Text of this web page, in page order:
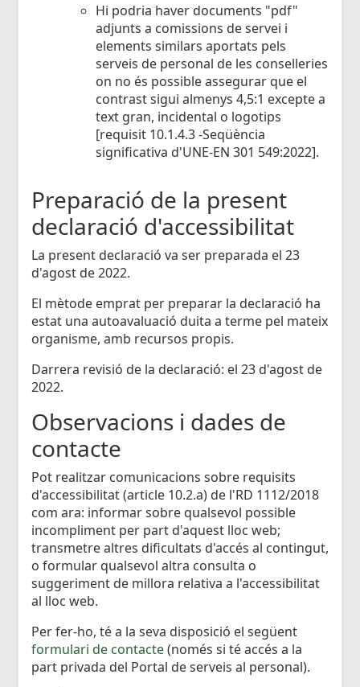
Hi podria haver documents "pdf"
adjunts a comissions de servei i
elements similars aportats pels
serveis de personal de les conselleries
on no és possible assegurar que el
contrast sigui almenys 4,5:1 excepte a
text gran, incidental o logotips
[requisit 10.1.4.3 -Seqüència
significativa d'UNE-EN 301 549:2022].
Preparació de la present
declaració d'accessibilitat
La present declaració va ser preparada el 23
d'agost de 2022.
El mètode emprat per preparar la declaració ha
estat una autoavaluació duita a terme pel mateix
organisme, amb recursos propis.
Darrera revisió de la declaració: el 23 d'agost de
2022.
Observacions i dades de
contacte
Pot realitzar comunicacions sobre requisits
d'accessibilitat (article 10.2.a) de l'RD 1112/2018
com ara: informar sobre qualsevol possible
incompliment per part d'aquest lloc web;
transmetre altres dificultats d'accés al contingut,
o formular qualsevol altra consulta o
suggeriment de millora relativa a l'accessibilitat
al lloc web.
Per fer-ho, té a la seva disposició el següent
formulari de contacte(només si té accés a la
part privada del Portal de serveis al personal).